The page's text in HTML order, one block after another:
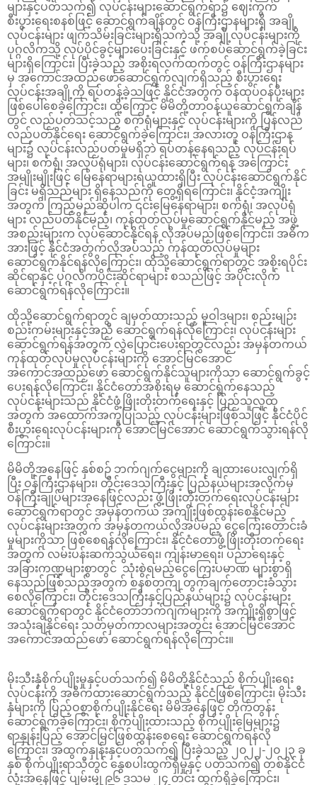
များနှင့်ပတ်သက်၍ လုပ်ငန်းများဆောင်ရွက်ရာ၌ ဈေးကွက်
စီးပွားရေးစနစ်ဖြင့် ဆောင်ရွက်ချိန်တွင် ဝန်ကြီးဌာနများရှိ အချို့
လုပ်ငန်းများ ဖျက်သိမ်းခြင်းများရှိသကဲ့သို့ အချို့လုပ်ငန်းများကို
ပုဂ္ဂလိကသို့ လုပ်ပိုင်ခွင့်များပေးခြင်းနှင့် ဖက်စပ်ဆောင်ရွက်ခဲ့ခြင်း
များရှိကြောင်း၊ ပြီးခဲ့သည့် အစိုးရလက်ထက်တွင် ဝန်ကြီးဌာနများ
မှ အကောင်အထည်ဖော်ဆောင်ရွက်လျက်ရှိသည့် စီးပွားရေး
လုပ်ငန်းအချို့ကို ရပ်တန့်ခဲ့သဖြင့် နိုင်ငံအတွက် ဝန်ထုပ်ဝန်ပိုးများ
ဖြစ်ပေါ်စေခဲ့ကြောင်း၊ ထို့ကြောင့် မိမိတို့တာဝန်ယူဆောင်ရွက်ချိန်
တွင် လည်ပတ်သင့်သည့် စက်ရုံများနှင့် လုပ်ငန်းများကို ပြန်လည်
လည်ပတ်နိုင်ရေး ဆောင်ရွက်ခဲ့ကြောင်း၊ အလားတူ ဝန်ကြီးဌာန
များ၌ လုပ်ငန်းလည်ပတ်မှုမရှိဘဲ ရပ်တန့်နေရသည့် လုပ်ငန်းရပ်
များ၊ စက်ရုံ၊ အလုပ်ရုံများ၊ လုပ်ငန်းဆောင်ရွက်ရန် အကြောင်း
အမျိုးမျိုးဖြင့် မြေနေရာများရယူထားရှိပြီး လုပ်ငန်းဆောင်ရွက်နိုင်
ခြင်း မရှိသည်များ ရှိနေသည်ကို တွေ့ရှိရကြောင်း၊ နိုင်ငံ့အကျိုး
အတွက် ကြည့်မည်ဆိုပါက ၎င်းမြေနေရာများ၊ စက်ရုံ၊ အလုပ်ရုံ
များ လည်ပတ်နိုင်မည့်၊ ကုန်ထုတ်လုပ်မှုဆောင်ရွက်နိုင်မည့် အဖွဲ့
အစည်းများက လုပ်ဆောင်နိုင်ရန် လိုအပ်မည်ဖြစ်ကြောင်း၊ အဓိက
အားဖြင့် နိုင်ငံအတွက်လိုအပ်သည့် ကုန်ထုတ်လုပ်မှုများ
ဆောင်ရွက်နိုင်ရန်လိုကြောင်း၊ ထိုသို့ဆောင်ရွက်ရာတွင် အစိုးရပိုင်း
ဆိုင်ရာနှင့် ပုဂ္ဂလိကပိုင်းဆိုင်ရာများ စသည်ဖြင့် အပိုင်းလိုက်
ဆောင်ရွက်ရန်လိုကြောင်း။
ထိုသို့ဆောင်ရွက်ရာတွင် ချမှတ်ထားသည့် မူဝါဒများ၊ စည်းမျဉ်း
စည်းကမ်းများနှင့်အညီ ဆောင်ရွက်ရန်လိုကြောင်း၊ လုပ်ငန်းများ
ဆောင်ရွက်ရန်အတွက် လွှဲပြောင်းပေးရာတွင်လည်း အမှန်တကယ်
ကုန်ထုတ်လုပ်မှုလုပ်ငန်းများကို အောင်မြင်အောင်
အကောင်အထည်ဖော် ဆောင်ရွက်နိုင်သူများကိုသာ ဆောင်ရွက်ခွင့်
ပေးရန်လိုကြောင်း၊ နိုင်ငံတော်အစိုးရမှ ဆောင်ရွက်နေသည့်
လုပ်ငန်းများသည် နိုင်ငံဖွံ့ဖြိုးတိုးတက်ရေးနှင့် ပြည်သူလူထု
အတွက် အထောက်အကူပြုသည့် လုပ်ငန်းများဖြစ်သဖြင့် နိုင်ငံပိုင်
စီးပွားရေးလုပ်ငန်းများကို အောင်မြင်အောင် ဆောင်ရွက်သွားရန်လို
ကြောင်း။
မိမိတို့အနေဖြင့် နှစ်စဉ် ဘက်ဂျက်ငွေများကို ချထားပေးလျက်ရှိ
ပြီး ဝန်ကြီးဌာနများ၊ တိုင်းဒေသကြီးနှင့် ပြည်နယ်များအလိုက်မှ
ဝန်ကြီးချုပ်များအနေဖြင့်လည်း ဖွံ့ဖြိုးတိုးတက်ရေးလုပ်ငန်းများ
ဆောင်ရွက်ရာတွင် အမှန်တကယ် အကျိုးဖြစ်ထွန်းစေနိုင်မည့်
လုပ်ငန်းများအတွက် အမှန်တကယ်လိုအပ်မည့် ငွေကြေးတောင်းခံ
မှုများကိုသာ ဖြစ်စေရန်လိုကြောင်း၊ နိုင်ငံတော်ဖွံ့ဖြိုးတိုးတက်ရေး
အတွက် လမ်းပန်းဆက်သွယ်ရေး၊ ကျန်းမာရေး၊ ပညာရေးနှင့်
အခြားကဏ္ဍများစွာတွင် သုံးစွဲရမည့်ငွေကြေးပမာဏ များစွာရှိ
နေသည်ဖြစ်သည့်အတွက် စနစ်တကျ တွက်ချက်တောင်းခံသွား
စေလိုကြောင်း၊ တိုင်းဒေသကြီးနှင့်ပြည်နယ်များ၌ လုပ်ငန်းများ
ဆောင်ရွက်ရာတွင် နိုင်ငံတော်ဘက်ဂျက်များကို အကျိုးရှိစွာဖြင့်
အသုံးချနိုင်ရေး သတ်မှတ်ကာလများအတွင်း အောင်မြင်အောင်
အကောင်အထည်ဖော် ဆောင်ရွက်ရန်လိုကြောင်း။
မိုးသီးနှံစိုက်ပျိုးမှုနှင့်ပတ်သက်၍ မိမိတို့နိုင်ငံသည် စိုက်ပျိုးရေး
လုပ်ငန်းကို အဓိကထားဆောင်ရွက်သည့် နိုင်ငံဖြစ်ကြောင်း၊ မိုးသီး
နှံများကို ပြည့်ဝစွာစိုက်ပျိုးနိုင်ရေး မိမိအနေဖြင့် တိုက်တွန်း
ဆောင်ရွက်ခဲ့ကြောင်း၊ စိုက်ပျိုးထားသည့် စိုက်ပျိုးမြေများ၌
ရာနှုန်းပြည့် အောင်မြင်ဖြစ်ထွန်းစေရေး ဆောင်ရွက်ရန်လို
ကြောင်း၊ အထွက်နှုန်းနှင့်ပတ်သက်၍ ပြီးခဲ့သည့် ၂၀၂၂-၂၀၂၃ ခု
နှစ် စိုက်ပျိုးရာသီတွင် နွေစပါးထွက်ရှိမှုနှင့် ပတ်သက်၍ တစ်နိုင်ငံ
လုံးအနေဖြင့် ပျမ်းမျှ ၉၆ ဒသမ ၂၄ တင်း ထွက်ရှိခဲ့ကြောင်း၊